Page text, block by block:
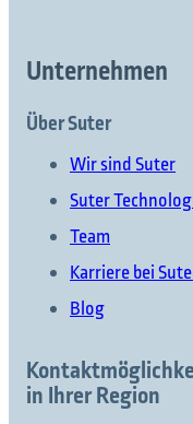
Unternehmen
Über Suter
Wir sind Suter
Suter
Team
Karriere bei
Blog
in Ihrer Region